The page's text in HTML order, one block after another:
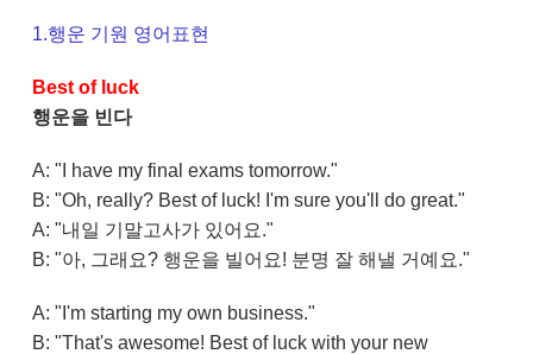
1.행운 기원 영어표현
Best of luck
행운을 빈다
A: "I have my final exams tomorrow."
B: "Oh, really? Best of luck! I'm sure you'll do great."
A: "내일 기말고사가 있어요."
B: "아, 그래요? 행운을 빌어요! 분명 잘 해낼 거예요."
A: "I'm starting my own business."
B: "That's awesome! Best of luck with your new